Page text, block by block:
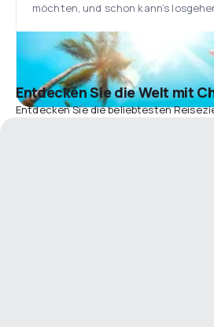
möchten, und schon kann’s
Entdecken Sie die Welt mit
Entdecken Sie die beliebtesten